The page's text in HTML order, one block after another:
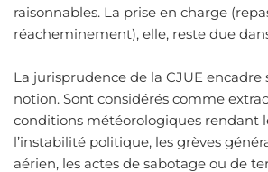
raisonnables. La prise en charge
réacheminement), elle, reste due
La jurisprudence de la CJUE
notion. Sont considérés comme
conditions météorologiques rendant
l’instabilité politique, les grèves
aérien, les actes de sabotage ou de